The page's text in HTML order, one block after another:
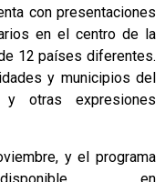
con presentaciones
en el centro de la
12 países diferentes.
y municipios del
y otras expresiones
y el programa